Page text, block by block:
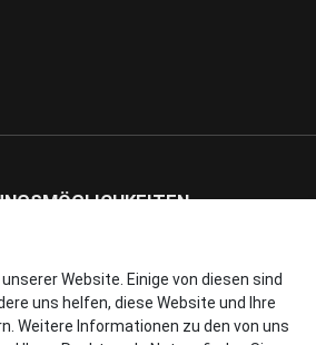
VERSENDEN MIT
Website. Einige von diesen sind
uns helfen, diese Website und Ihre
Weitere Informationen zu den von uns